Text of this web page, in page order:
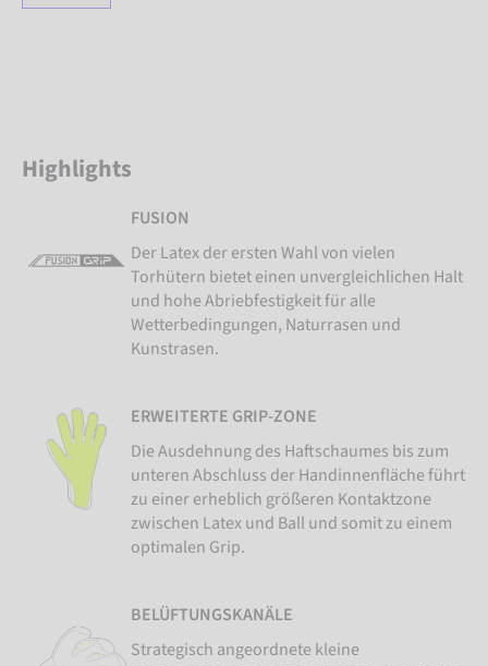
Highlights
FUSION
Der Latex der ersten Wahl von vielen
Torhütern bietet einen unvergleichlichen Halt
und hohe Abriebfestigkeit für alle
Wetterbedingungen, Naturrasen und
Kunstrasen.
ERWEITERTE GRIP-ZONE
Die Ausdehnung des Haftschaumes bis zum
unteren Abschluss der Handinnenfläche führt
zu einer erheblich größeren Kontaktzone
zwischen Latex und Ball und somit zu einem
optimalen Grip.
BELÜFTUNGSKANÄLE
Strategisch angeordnete kleine